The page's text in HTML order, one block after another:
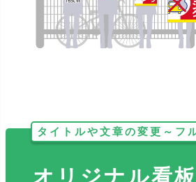
タイトルや文章の変更～フ
オリジナル看